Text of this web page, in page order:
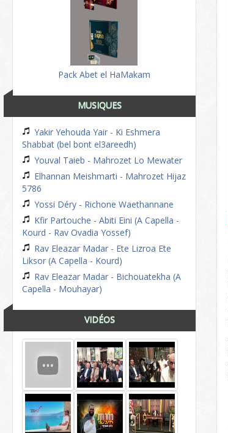
Pack Abet el HaMakam
MUSIQUES
Yakir Yehouda Yair - Ki Eshmera
Shabbat (bel bont el3areedh)
Youval Taieb - Mahrozet Lo Mewater
Elhannan Meishmarti - Mahrozet Hijaz
5786
Yossi Déry - Richone Waethannane
Kfir Partouche - Abiti Eini (A Capella -
Kourd - Rav Ovadia Yossef)
Rav Eleazar Madar - Ete Lizroa Ete
Liksor (A Capella - Kourd)
Rav Eleazar Madar - Bichouatekha (A
Capella - Mouhayar)
VIDÉOS